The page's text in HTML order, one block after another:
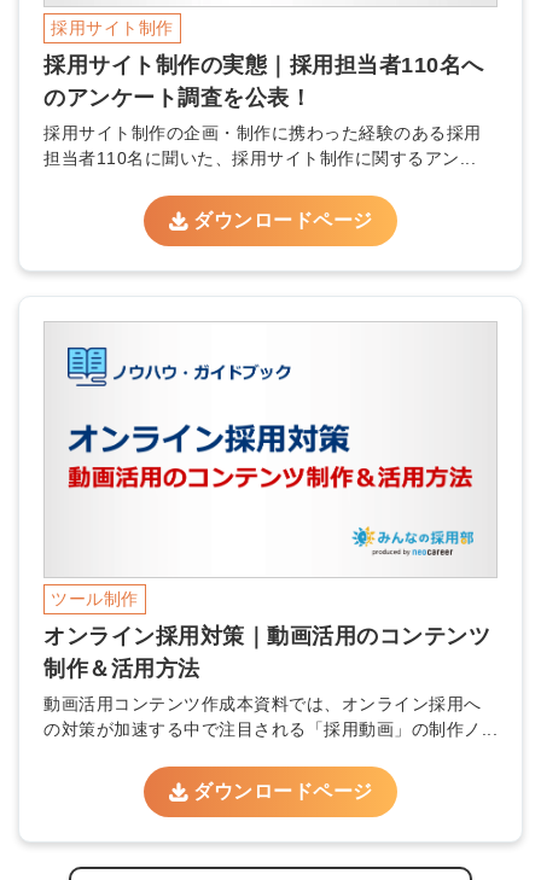
採用サイト制作
採用サイト制作の実態｜採用担当者110名へ
のアンケート調査を公表！
採用サイト制作の企画・制作に携わった経験のある採用
担当者110名に聞いた、採用サイト制作に関するアン...
ダウンロードページ
ツール制作
オンライン採用対策｜動画活用のコンテンツ
制作＆活用方法
動画活用コンテンツ作成本資料では、オンライン採用へ
の対策が加速する中で注目される「採用動画」の制作ノ...
ダウンロードページ